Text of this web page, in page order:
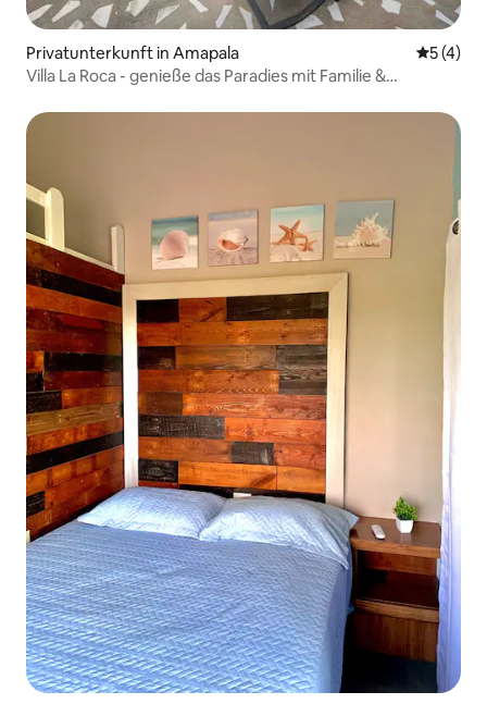
Privatunterkunft in Amapala
5 (4)
Villa La Roca - genieße das Paradies mit Familie &